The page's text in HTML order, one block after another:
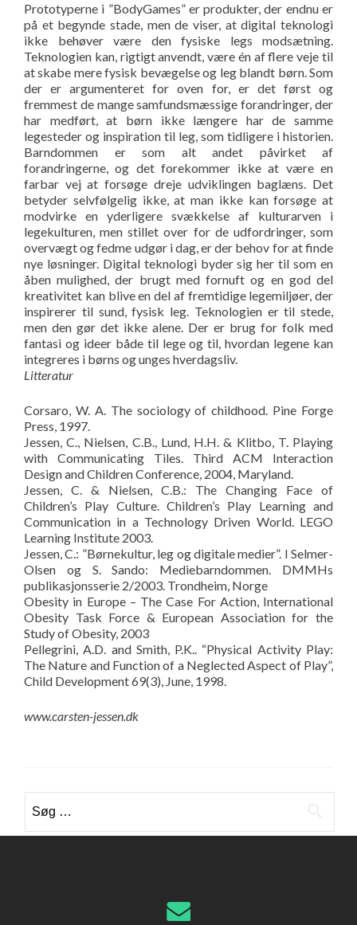
Prototyperne i ”BodyGames” er produkter, der endnu er
på et begynde stade, men de viser, at digital teknologi
ikke behøver være den fysiske legs modsætning.
Teknologien kan, rigtigt anvendt, være én af flere veje til
at skabe mere fysisk bevægelse og leg blandt børn. Som
der er argumenteret for oven for, er det først og
fremmest de mange samfundsmæssige forandringer, der
har medført, at børn ikke længere har de samme
legesteder og inspiration til leg, som tidligere i historien.
Barndommen er som alt andet påvirket af
forandringerne, og det forekommer ikke at være en
farbar vej at forsøge dreje udviklingen baglæns. Det
betyder selvfølgelig ikke, at man ikke kan forsøge at
modvirke en yderligere svækkelse af kulturarven i
legekulturen, men stillet over for de udfordringer, som
overvægt og fedme udgør i dag, er der behov for at finde
nye løsninger. Digital teknologi byder sig her til som en
åben mulighed, der brugt med fornuft og en god del
kreativitet kan blive en del af fremtidige legemiljøer, der
inspirerer til sund, fysisk leg. Teknologien er til stede,
men den gør det ikke alene. Der er brug for folk med
fantasi og ideer både til lege og til, hvordan legene kan
integreres i børns og unges hverdagsliv.
Litteratur
Corsaro, W. A. The sociology of childhood. Pine Forge
Press, 1997.
Jessen, C., Nielsen, C.B., Lund, H.H. & Klitbo, T. Playing
with Communicating Tiles. Third ACM Interaction
Design and Children Conference, 2004, Maryland.
Jessen, C. & Nielsen, C.B.: The Changing Face of
Children’s Play Culture. Children’s Play Learning and
Communication in a Technology Driven World. LEGO
Learning Institute 2003.
Jessen, C.: ”Børnekultur, leg og digitale medier”. I Selmer-
Olsen og S. Sando: Mediebarndommen. DMMHs
publikasjonsserie 2/2003. Trondheim, Norge
Obesity in Europe – The Case For Action, International
Obesity Task Force & European Association for the
Study of Obesity, 2003
Pellegrini, A.D. and Smith, P.K.. “Physical Activity Play:
The Nature and Function of a Neglected Aspect of Play”,
Child Development 69(3), June, 1998.
www.carsten-jessen.dk
efter: